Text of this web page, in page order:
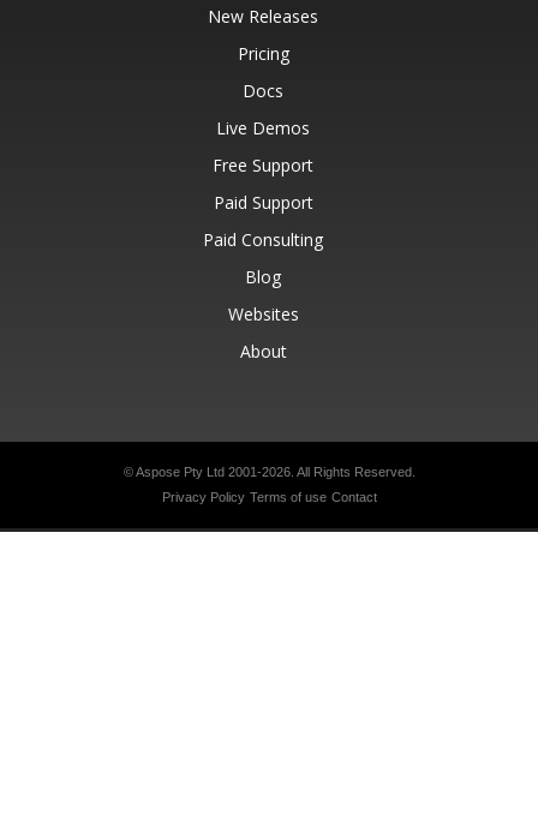
New Releases
Pricing
Docs
Live Demos
Free Support
Paid Support
Paid Consulting
Blog
Websites
About
© Aspose Pty Ltd 2001-2026. All Rights Reserved.
Privacy Policy Terms of use Contact